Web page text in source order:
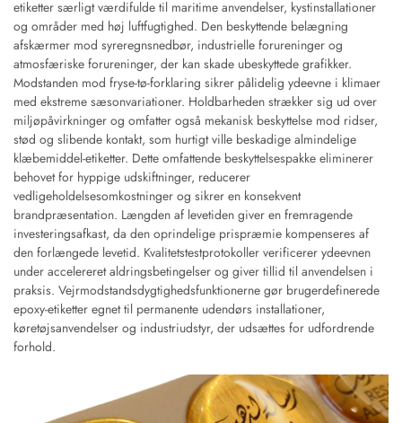
etiketter særligt værdifulde til maritime anvendelser, kystinstallationer
og områder med høj luftfugtighed. Den beskyttende belægning
afskærmer mod syreregnsnedbør, industrielle forureninger og
atmosfæriske forureninger, der kan skade ubeskyttede grafikker.
Modstanden mod fryse-tø-forklaring sikrer pålidelig ydeevne i klimaer
med ekstreme sæsonvariationer. Holdbarheden strækker sig ud over
miljøpåvirkninger og omfatter også mekanisk beskyttelse mod ridser,
stød og slibende kontakt, som hurtigt ville beskadige almindelige
klæbemiddel-etiketter. Dette omfattende beskyttelsespakke eliminerer
behovet for hyppige udskiftninger, reducerer
vedligeholdelsesomkostninger og sikrer en konsekvent
brandpræsentation. Længden af levetiden giver en fremragende
investeringsafkast, da den oprindelige prispræmie kompenseres af
den forlængede levetid. Kvalitetstestprotokoller verificerer ydeevnen
under accelereret aldringsbetingelser og giver tillid til anvendelsen i
praksis. Vejrmodstandsdygtighedsfunktionerne gør brugerdefinerede
epoxy-etiketter egnet til permanente udendørs installationer,
køretøjsanvendelser og industriudstyr, der udsættes for udfordrende
forhold.